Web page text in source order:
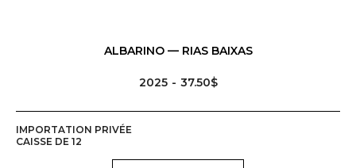
ALBARINO — RIAS BAIXAS
2025 37.50$
IMPORTATION PRIVÉE
CAISSE DE 12